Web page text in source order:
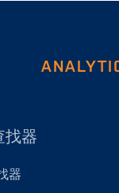
找器
器